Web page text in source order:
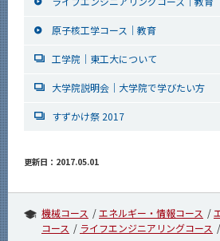
原子核工学コース｜教育
工学院｜東工大について
大学院説明会｜大学院で学びたい方
すずかけ祭 2017
更新日：2017.05.01
機械コース エネルギー・情報コース
コース
ライフエンジニアリングコース